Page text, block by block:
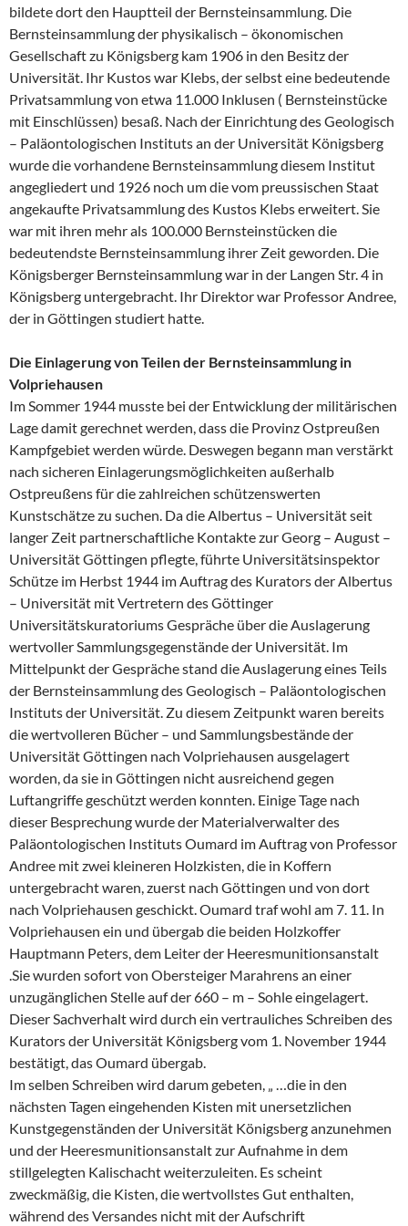
bildete dort den Hauptteil der Bernsteinsammlung. Die
Bernsteinsammlung der physikalisch – ökonomischen
Gesellschaft zu Königsberg kam 1906 in den Besitz der
Universität. Ihr Kustos war Klebs, der selbst eine bedeutende
Privatsammlung von etwa 11.000 Inklusen ( Bernsteinstücke
mit Einschlüssen) besaß. Nach der Einrichtung des Geologisch
– Paläontologischen Instituts an der Universität Königsberg
wurde die vorhandene Bernsteinsammlung diesem Institut
angegliedert und 1926 noch um die vom preussischen Staat
angekaufte Privatsammlung des Kustos Klebs erweitert. Sie
war mit ihren mehr als 100.000 Bernsteinstücken die
bedeutendste Bernsteinsammlung ihrer Zeit geworden. Die
Königsberger Bernsteinsammlung war in der Langen Str. 4 in
Königsberg untergebracht. Ihr Direktor war Professor Andree,
der in Göttingen studiert hatte.
Die Einlagerung von Teilen der Bernsteinsammlung in
Volpriehausen
Im Sommer 1944 musste bei der Entwicklung der militärischen
Lage damit gerechnet werden, dass die Provinz Ostpreußen
Kampfgebiet werden würde. Deswegen begann man verstärkt
nach sicheren Einlagerungsmöglichkeiten außerhalb
Ostpreußens für die zahlreichen schützenswerten
Kunstschätze zu suchen. Da die Albertus – Universität seit
langer Zeit partnerschaftliche Kontakte zur Georg – August –
Universität Göttingen pflegte, führte Universitätsinspektor
Schütze im Herbst 1944 im Auftrag des Kurators der Albertus
– Universität mit Vertretern des Göttinger
Universitätskuratoriums Gespräche über die Auslagerung
wertvoller Sammlungsgegenstände der Universität. Im
Mittelpunkt der Gespräche stand die Auslagerung eines Teils
der Bernsteinsammlung des Geologisch – Paläontologischen
Instituts der Universität. Zu diesem Zeitpunkt waren bereits
die wertvolleren Bücher – und Sammlungsbestände der
Universität Göttingen nach Volpriehausen ausgelagert
worden, da sie in Göttingen nicht ausreichend gegen
Luftangriffe geschützt werden konnten. Einige Tage nach
dieser Besprechung wurde der Materialverwalter des
Paläontologischen Instituts Oumard im Auftrag von Professor
Andree mit zwei kleineren Holzkisten, die in Koffern
untergebracht waren, zuerst nach Göttingen und von dort
nach Volpriehausen geschickt. Oumard traf wohl am 7. 11. In
Volpriehausen ein und übergab die beiden Holzkoffer
Hauptmann Peters, dem Leiter der Heeresmunitionsanstalt
.Sie wurden sofort von Obersteiger Marahrens an einer
unzugänglichen Stelle auf der 660 – m – Sohle eingelagert.
Dieser Sachverhalt wird durch ein vertrauliches Schreiben des
Kurators der Universität Königsberg vom 1. November 1944
bestätigt, das Oumard übergab.
Im selben Schreiben wird darum gebeten, „ …die in den
nächsten Tagen eingehenden Kisten mit unersetzlichen
Kunstgegenständen der Universität Königsberg anzunehmen
und der Heeresmunitionsanstalt zur Aufnahme in dem
stillgelegten Kalischacht weiterzuleiten. Es scheint
zweckmäßig, die Kisten, die wertvollstes Gut enthalten,
während des Versandes nicht mit der Aufschrift